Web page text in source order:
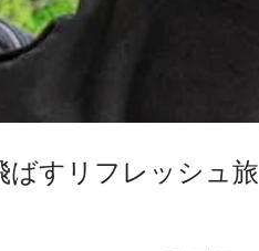
ばすリフレッシュ旅